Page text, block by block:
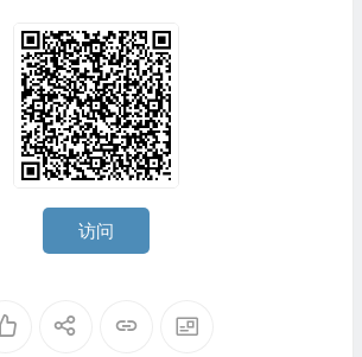
访问